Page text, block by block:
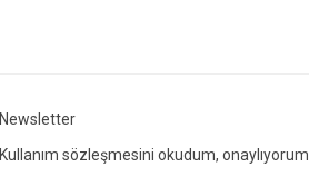
Newsletter
Kullanım sözleşmesini okudum, onaylıyorum.